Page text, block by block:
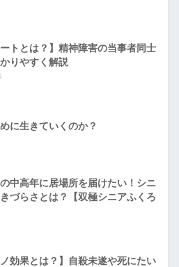
ートとは？】精神障害の当事者同士
りやすく解説
に生きていくのか？
中高年に居場所を届けたい！シニ
づらさとは？【双極シニアふくろ
ノ効果とは？】自殺未遂や死にたい